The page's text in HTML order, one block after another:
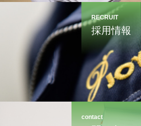
RECRUIT
採用情報
contact